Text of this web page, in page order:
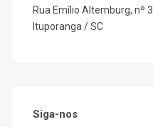
Rua Emílio Altemburg, nº
Ituporanga / SC
Siga-nos